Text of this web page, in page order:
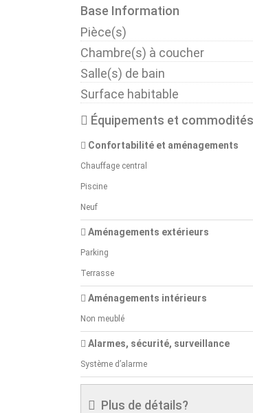
Base Information
Pièce(s)
Chambre(s) à coucher
Salle(s) de bain
Surface habitable
Équipements et commodités
Confortabilité et aménagements
Chauffage central
Piscine
Neuf
Aménagements extérieurs
Parking
Terrasse
Aménagements intérieurs
Non meublé
Alarmes, sécurité, surveillance
Système d’alarme
Plus de détails?